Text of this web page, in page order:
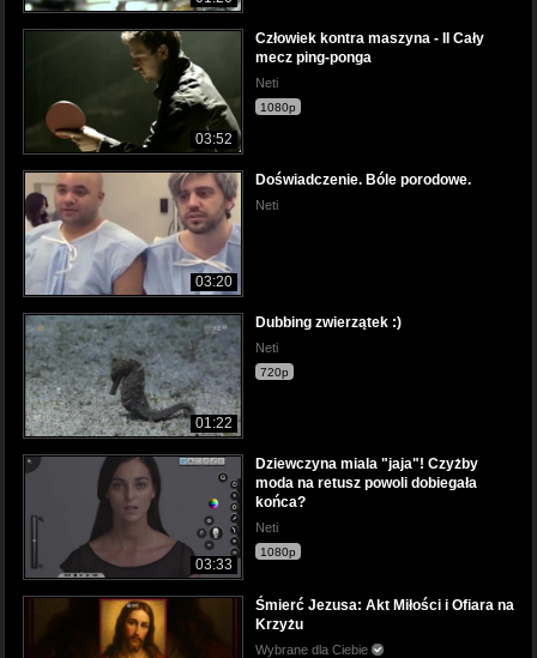
03:52
Człowiek kontra maszyna - II Cały
mecz ping-ponga
Neti
1080p
03:20
Doświadczenie. Bóle porodowe.
Neti
01:22
Dubbing zwierzątek :)
Neti
720p
03:33
Dziewczyna miala "jaja"! Czyżby
moda na retusz powoli dobiegała
końca?
Neti
1080p
Śmierć Jezusa: Akt Miłości i Ofiara na
Krzyżu
Wybrane dla Ciebie